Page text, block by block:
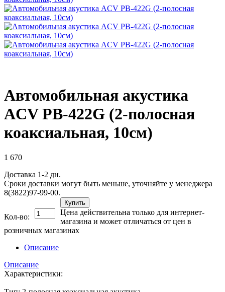
Автомобильная акустика
ACV PB-422G (2-полосная
коаксиальная, 10см)
1 670
Доставка 1-2 дн.
Сроки доставки могут быть меньше, уточняйте у менеджера
8(3822)97-99-00.
Кол-во:
Купить
Цена действительна только для интернет-
магазина и может отличаться от цен в
розничных магазинах
Описание
Описание
Характеристики: